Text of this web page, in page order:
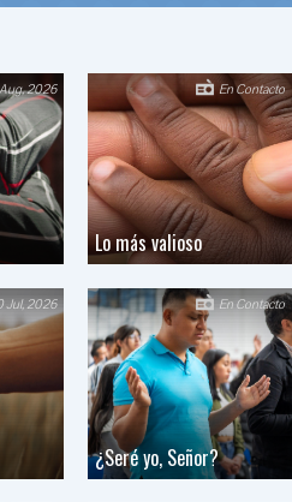
2026
Lo más valioso
En Contacto
Jul, 2026
¿Seré yo, Señor?
En Contacto